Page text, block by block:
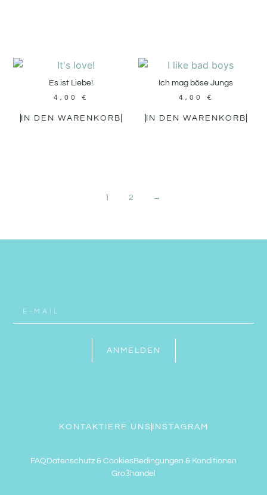
Es ist Liebe!
4,00€
IN DEN WARENKORB
Ich mag böse Jungs
4,00 €
IN DEN WARENKORB
1 2 →
ANMELDEN
KONTAKTIERE UNS INSTAGRAM
FAQ Datenschutz & CookiesBedingungen & Konditionen
Großhandel